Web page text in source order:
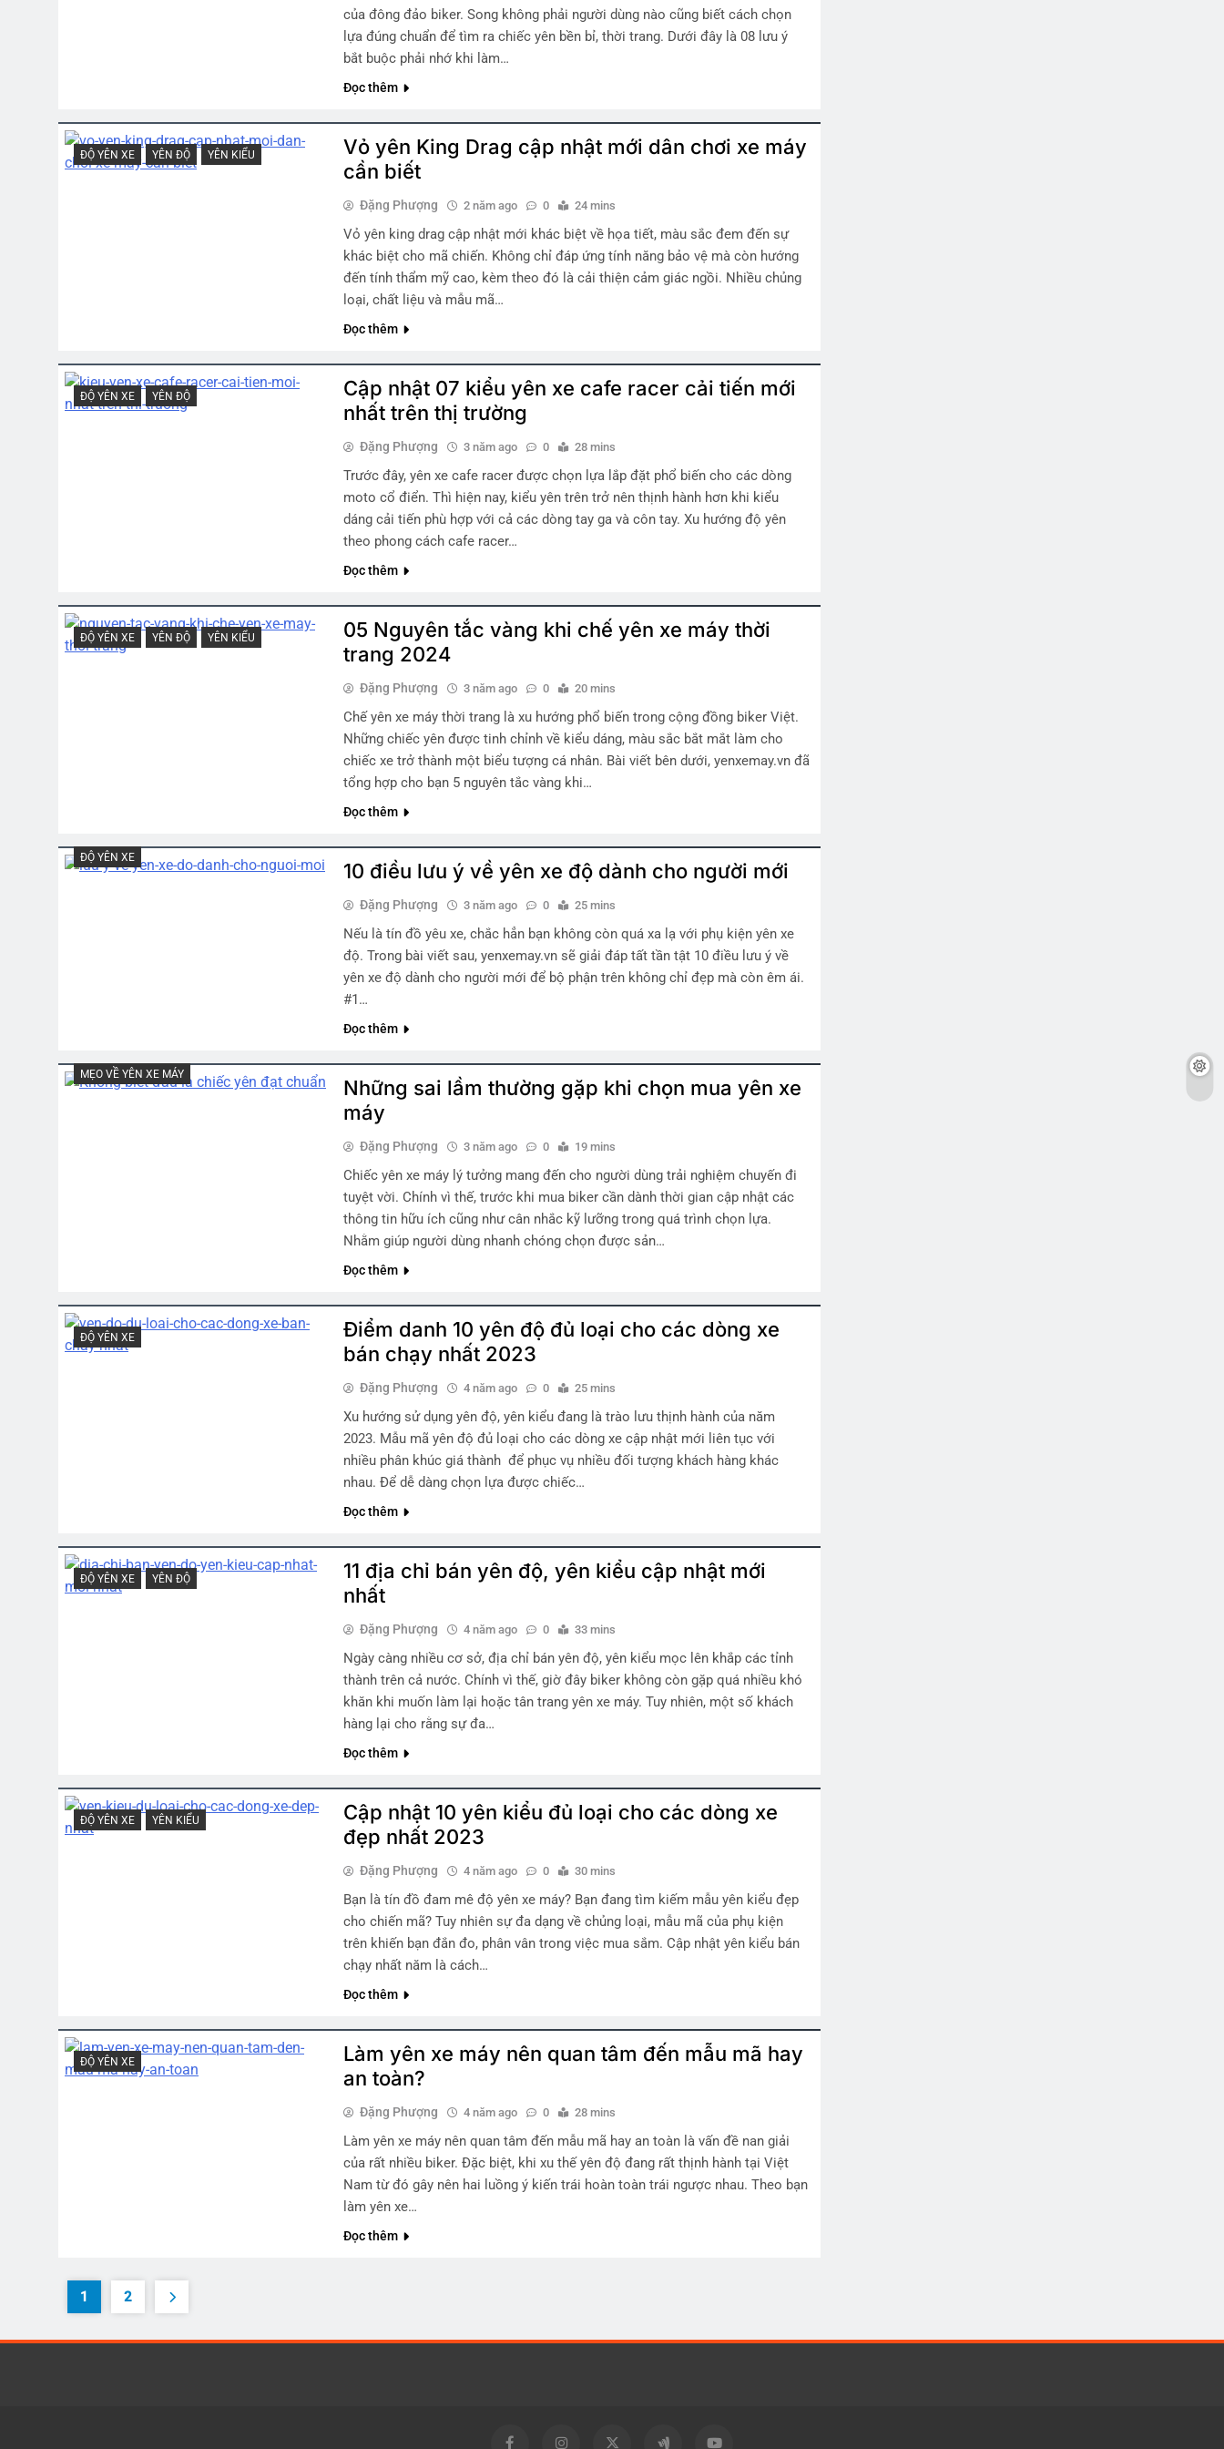
của đông đảo biker. Song không phải người dùng nào cũng biết cách chọn
lựa đúng chuẩn để tìm ra chiếc yên bền bỉ, thời trang. Dưới đây là 08 lưu ý
bắt buộc phải nhớ khi làm…
Đọc thêm
ĐỘ YÊN XE YÊN ĐỘ YÊN KIỂU
Vỏ yên King Drag cập nhật mới dân chơi xe máy
cần biết
Đặng Phượng 2 năm ago 0 24 mins
Vỏ yên king drag cập nhật mới khác biệt về họa tiết, màu sắc đem đến sự
khác biệt cho mã chiến. Không chỉ đáp ứng tính năng bảo vệ mà còn hướng
đến tính thẩm mỹ cao, kèm theo đó là cải thiện cảm giác ngồi. Nhiều chủng
loại, chất liệu và mẫu mã…
Đọc thêm
ĐỘ YÊN XE YÊN ĐỘ
Cập nhật 07 kiểu yên xe cafe racer cải tiến mới
nhất trên thị trường
Đặng Phượng 3 năm ago 0 28 mins
Trước đây, yên xe cafe racer được chọn lựa lắp đặt phổ biến cho các dòng
moto cổ điển. Thì hiện nay, kiểu yên trên trở nên thịnh hành hơn khi kiểu
dáng cải tiến phù hợp với cả các dòng tay ga và côn tay. Xu hướng độ yên
theo phong cách cafe racer…
Đọc thêm
ĐỘ YÊN XE YÊN ĐỘ YÊN KIỂU
05 Nguyên tắc vàng khi chế yên xe máy thời
trang 2024
Đặng Phượng 3 năm ago 0 20 mins
Chế yên xe máy thời trang là xu hướng phổ biến trong cộng đồng biker Việt.
Những chiếc yên được tinh chỉnh về kiểu dáng, màu sắc bắt mắt làm cho
chiếc xe trở thành một biểu tượng cá nhân. Bài viết bên dưới, yenxemay.vn đã
tổng hợp cho bạn 5 nguyên tắc vàng khi…
Đọc thêm
ĐỘ YÊN XE
10 điều lưu ý về yên xe độ dành cho người mới
Đặng Phượng 3 năm ago 0 25 mins
Nếu là tín đồ yêu xe, chắc hẳn bạn không còn quá xa lạ với phụ kiện yên xe
độ. Trong bài viết sau, yenxemay.vn sẽ giải đáp tất tần tật 10 điều lưu ý về
yên xe độ dành cho người mới để bộ phận trên không chỉ đẹp mà còn êm ái.
#1…
Đọc thêm
MẸO VỀ YÊN XE MÁY
Những sai lầm thường gặp khi chọn mua yên xe
máy
Đặng Phượng 3 năm ago 0 19 mins
Chiếc yên xe máy lý tưởng mang đến cho người dùng trải nghiệm chuyến đi
tuyệt vời. Chính vì thế, trước khi mua biker cần dành thời gian cập nhật các
thông tin hữu ích cũng như cân nhắc kỹ lưỡng trong quá trình chọn lựa.
Nhằm giúp người dùng nhanh chóng chọn được sản…
Đọc thêm
ĐỘ YÊN XE
Điểm danh 10 yên độ đủ loại cho các dòng xe
bán chạy nhất 2023
Đặng Phượng 4 năm ago 0 25 mins
Xu hướng sử dụng yên độ, yên kiểu đang là trào lưu thịnh hành của năm
2023. Mẫu mã yên độ đủ loại cho các dòng xe cập nhật mới liên tục với
nhiều phân khúc giá thành để phục vụ nhiều đối tượng khách hàng khác
nhau. Để dễ dàng chọn lựa được chiếc…
Đọc thêm
ĐỘ YÊN XE YÊN ĐỘ
11 địa chỉ bán yên độ, yên kiểu cập nhật mới
nhất
Đặng Phượng 4 năm ago 0 33 mins
Ngày càng nhiều cơ sở, địa chỉ bán yên độ, yên kiểu mọc lên khắp các tỉnh
thành trên cả nước. Chính vì thế, giờ đây biker không còn gặp quá nhiều khó
khăn khi muốn làm lại hoặc tân trang yên xe máy. Tuy nhiên, một số khách
hàng lại cho rằng sự đa…
Đọc thêm
ĐỘ YÊN XE YÊN KIỂU
Cập nhật 10 yên kiểu đủ loại cho các dòng xe
đẹp nhất 2023
Đặng Phượng 4 năm ago 0 30 mins
Bạn là tín đồ đam mê độ yên xe máy? Bạn đang tìm kiếm mẫu yên kiểu đẹp
cho chiến mã? Tuy nhiên sự đa dạng về chủng loại, mẫu mã của phụ kiện
trên khiến bạn đắn đo, phân vân trong việc mua sắm. Cập nhật yên kiểu bán
chạy nhất năm là cách…
Đọc thêm
ĐỘ YÊN XE
Làm yên xe máy nên quan tâm đến mẫu mã hay
an toàn?
Đặng Phượng 4 năm ago 0 28 mins
Làm yên xe máy nên quan tâm đến mẫu mã hay an toàn là vấn đề nan giải
của rất nhiều biker. Đặc biệt, khi xu thế yên độ đang rất thịnh hành tại Việt
Nam từ đó gây nên hai luồng ý kiến trái hoàn toàn trái ngược nhau. Theo bạn
làm yên xe…
Đọc thêm
1 2